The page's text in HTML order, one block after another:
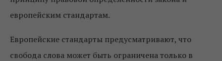
европейским стандартам.
Европейские стандарты предусматривают, что
свобода слова может быть ограничена только в